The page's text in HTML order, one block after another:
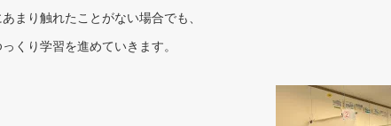
まり触れたことがない場合でも、
くり学習を進めていきます。